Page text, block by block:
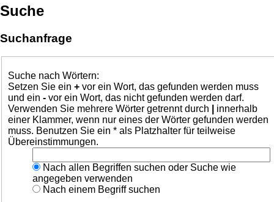
Suche
Suchanfrage
Suche nach Wörtern:
Setzen Sie ein + vor ein Wort, das gefunden werden muss
und ein - vor ein Wort, das nicht gefunden werden darf.
Verwenden Sie mehrere Wörter getrennt durch
innerhalb
einer Klammer, wenn nur eines der Wörter gefunden werden
muss. Benutzen Sie ein * als Platzhalter für teilweise
Übereinstimmungen.
Nach allen Begriffen suchen oder Suche wie
angegeben verwenden
Nach einem Begriff suchen